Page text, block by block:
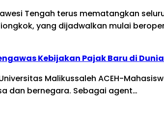
Tengah terus mematangkan
yang dijadwalkan mulai
Kebijakan Pajak Baru di
Malikussaleh ACEH-
dan bernegara. Sebagai agent…